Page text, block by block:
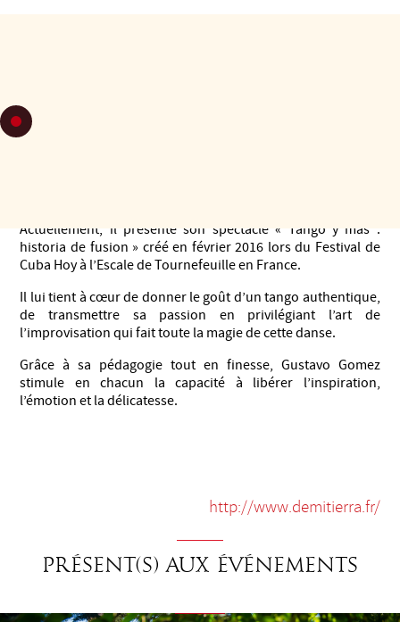
; avec la Tipica Tangarte : la Cumbre mundial del tango à
Séville, Salamanca, et Malmö, Festival de Finlande. Il a aussi
Actuellement, il présente son spectacle « Tango y mas :
historia de fusion » créé en février 2016 lors du Festival de
Cuba Hoy à l’Escale de Tournefeuille en France.
Il lui tient à cœur de donner le goût d’un tango authentique,
de transmettre sa passion en privilégiant l’art de
l’improvisation qui fait toute la magie de cette danse.
Grâce à sa pédagogie tout en finesse, Gustavo Gomez
stimule en chacun la capacité à libérer l’inspiration,
l’émotion et la délicatesse.
http://www.demitierra.fr/
Présent(s) aux événements